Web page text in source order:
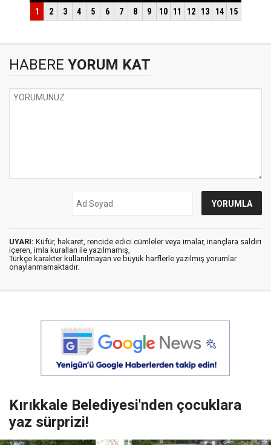
HABERE YORUM KAT
UYARI: Küfür, hakaret, rencide edici cümleler veya imalar, inançlara saldırı
içeren, imla kuralları ile yazılmamış,
Türkçe karakter kullanılmayan ve büyük harflerle yazılmış yorumlar
onaylanmamaktadır.
Kırıkkale Belediyesi'nden çocuklara
yaz sürprizi!